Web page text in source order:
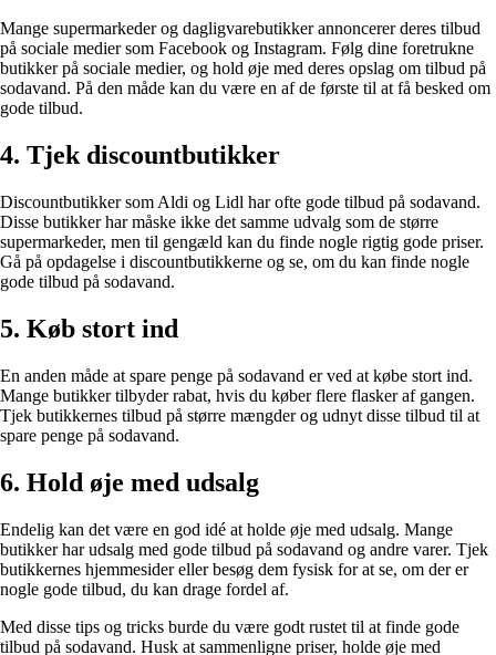
Mange supermarkeder og dagligvarebutikker annoncerer deres tilbud
på sociale medier som Facebook og Instagram. Følg dine foretrukne
butikker på sociale medier, og hold øje med deres opslag om tilbud på
sodavand. På den måde kan du være en af de første til at få besked om
gode tilbud.
4. Tjek discountbutikker
Discountbutikker som Aldi og Lidl har ofte gode tilbud på sodavand.
Disse butikker har måske ikke det samme udvalg som de større
supermarkeder, men til gengæld kan du finde nogle rigtig gode priser.
Gå på opdagelse i discountbutikkerne og se, om du kan finde nogle
gode tilbud på sodavand.
5. Køb stort ind
En anden måde at spare penge på sodavand er ved at købe stort ind.
Mange butikker tilbyder rabat, hvis du køber flere flasker af gangen.
Tjek butikkernes tilbud på større mængder og udnyt disse tilbud til at
spare penge på sodavand.
6. Hold øje med udsalg
Endelig kan det være en god idé at holde øje med udsalg. Mange
butikker har udsalg med gode tilbud på sodavand og andre varer. Tjek
butikkernes hjemmesider eller besøg dem fysisk for at se, om der er
nogle gode tilbud, du kan drage fordel af.
Med disse tips og tricks burde du være godt rustet til at finde gode
tilbud på sodavand. Husk at sammenligne priser, holde øje med